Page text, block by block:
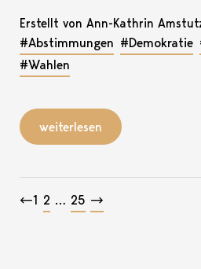
Erstellt von Ann-Kathrin
#Abstimmungen #Demokratie
#Wahlen
weiterlesen
Beitragsnavigation
←1 2 … 25 →